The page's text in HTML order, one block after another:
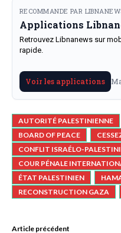
RECOMMANDE PAR
Applications
Retrouvez Libnanews sur
rapide.
Voir les applications
AUTORITÉ PALESTINIENNE
BOARD OF PEACE
CONFLIT ISRAÉLO-
COUR PÉNALE
ÉTAT PALESTINIEN
RECONSTRUCTION GAZA
Article précédent